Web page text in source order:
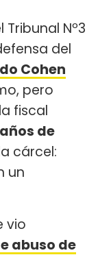
Nº3
del
Cohen
pero
fiscal
de
cárcel:
un
vio
abuso de